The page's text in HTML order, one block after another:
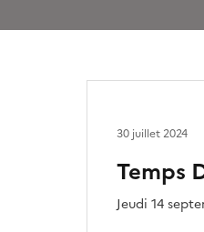
Temps
Jeudi 14
30 juillet 2024